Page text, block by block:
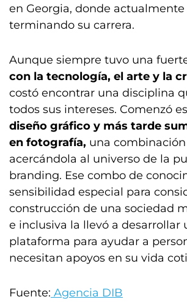
en Georgia, donde actualmente
terminando su carrera.
Aunque siempre tuvo una
con la tecnología, el arte y la
costó encontrar una disciplina
todos sus intereses. Comenzó
diseño gráfico y más tarde
en fotografía, una
acercándola al universo de la
branding. Ese combo de
sensibilidad especial para
construcción de una sociedad
e inclusiva la llevó a desarrollar
plataforma para ayudar a
necesitan apoyos en su vida
Fuente: Agencia DIB